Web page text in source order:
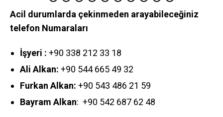
Acil durumlarda çekinmeden arayabileceğiniz
telefon Numaraları
İşyeri : +90 338 212 33 18
Ali Alkan: +90 544 665 49 32
Furkan Alkan: +90 543 486 21 59
Bayram Alkan: +90 542 687 62 48